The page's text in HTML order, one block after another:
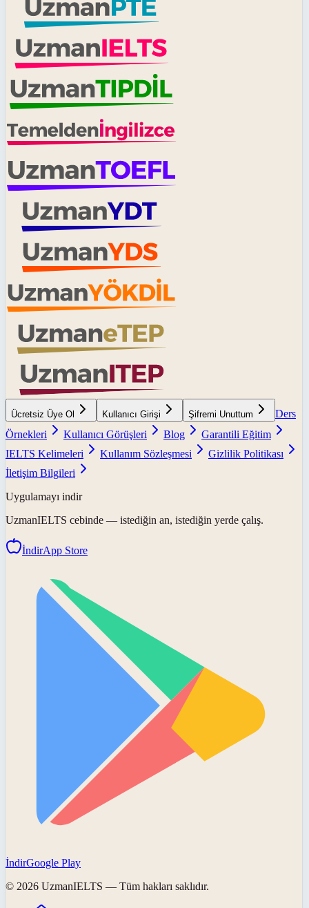
Ücretsiz Üye Ol Kullanıcı Girişi Şifremi Unuttum
Ders
Örnekleri
Kullanıcı Görüşleri Blog
Garantili Eğitim
IELTS Kelimeleri
Kullanım Sözleşmesi
Gizlilik Politikası
İletişim Bilgileri
Uygulamayı indir
UzmanIELTS cebinde — istediğin an, istediğin yerde çalış.
İndirApp Store
İndirGoogle Play
© 2026 UzmanIELTS — Tüm hakları saklıdır.